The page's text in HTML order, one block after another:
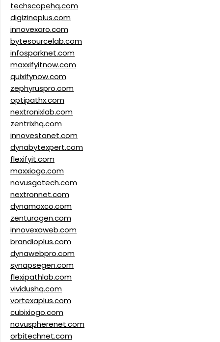
techscopehq.com
digizineplus.com
innovexaro.com
bytesourcelab.com
infosparknet.com
maxxifyitnow.com
quixifynow.com
zephyruspro.com
optipathx.com
nextronixlab.com
zentrixhq.com
innovestanet.com
dynabytexpert.com
flexifyit.com
maxxiogo.com
novusgotech.com
nextronnet.com
dynamoxco.com
zenturogen.com
innovexaweb.com
brandioplus.com
dynawebpro.com
synapsegen.com
flexipathlab.com
vividushq.com
vortexaplus.com
cubixiogo.com
novuspherenet.com
orbitechnet.com